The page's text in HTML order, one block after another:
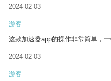
2024-02-03
游客
这款加速器app的操作非常简单，
2024-02-03
游客